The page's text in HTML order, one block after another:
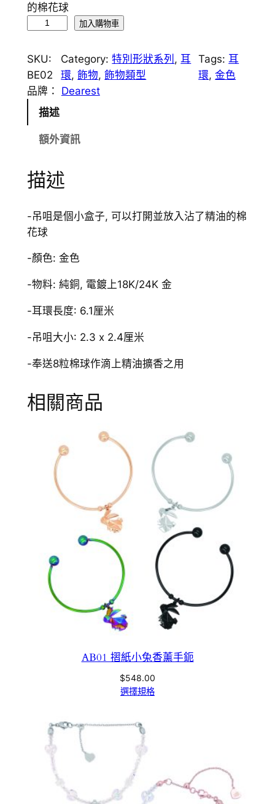
的棉花球
0
2
宮
廷
耳
數
量
加入購物車
SKU:
BE02
Category:特別形狀系列 , 耳
環, 飾物, 飾物類型
Tags:耳
環, 金色
品牌： Dearest
描述
額外資訊
描述
-吊咀是個小盒子, 可以打開並放入沾了精油的棉
花球
-顏色: 金色
-物料: 純銅, 電鍍上18K/24K 金
-耳環長度: 6.1厘米
-吊咀大小: 2.3 x 2.4厘米
-奉送8粒棉球作滴上精油擴香之用
相關商品
AB01 摺紙小兔香薰手鈪
$548.00
選擇規格